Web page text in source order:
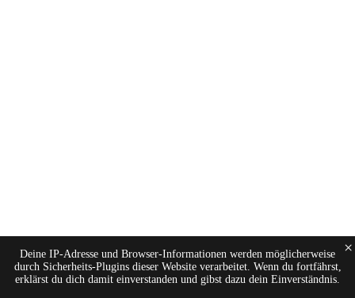
Deine IP-Adresse und Browser-Informationen werden möglicherweise
durch Sicherheits-Plugins dieser Website verarbeitet. Wenn du fortfährst,
erklärst du dich damit einverstanden und gibst dazu dein Einverständnis.
×